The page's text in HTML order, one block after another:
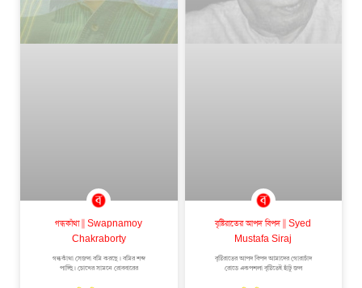
গন্ধকাঁথা || Swapnamoy
Chakraborty
গন্ধকাঁথা সেজদা বমি করছে। বমির শব্দ
পাচ্ছি। চোখের সামনে রোববারের
বৃষ্টিরাতের আপদ বিপদ || Syed
Mustafa Siraj
বৃষ্টিরাতের আপদ বিপদ আমাদের গোরাচাঁদ
রোডে একপশলা বৃষ্টিতেই হাঁটু জল